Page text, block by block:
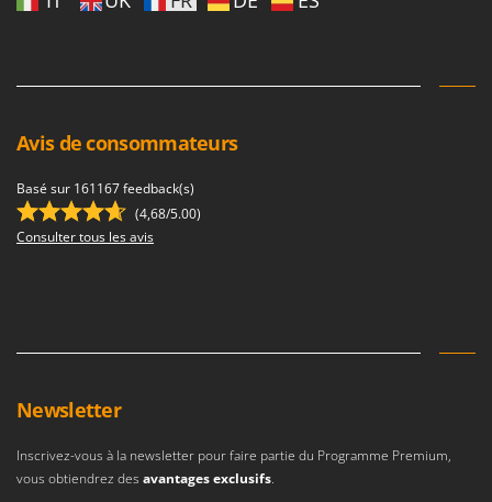
Avis de consommateurs
Basé sur 161167 feedback(s)
(4,68/5.00)
Consulter tous les avis
Newsletter
Inscrivez-vous à la newsletter pour faire partie du Programme Premium,
vous obtiendrez des avantages exclusifs.